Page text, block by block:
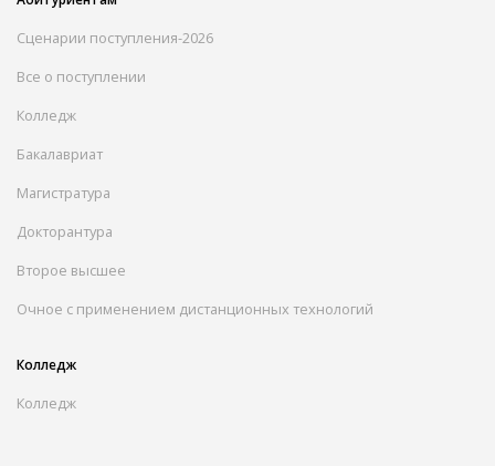
Сценарии поступления-2026
Все о поступлении
Колледж
Бакалавриат
Магистратура
Докторантура
Второе высшее
Очное с применением дистанционных технологий
Колледж
Колледж